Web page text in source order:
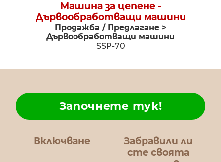
Машина за цепене -
Дървообработващи машини
Продажба / Предлагане >
Дървообработващи машини
SSP-70
Включване
Забравили ли
сте своята
Започнете тук!